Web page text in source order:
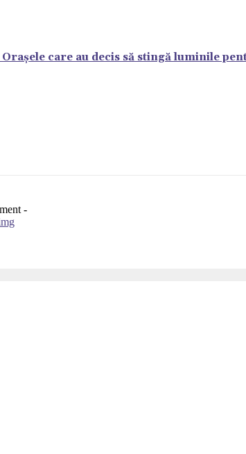
care au decis să stingă luminile
-